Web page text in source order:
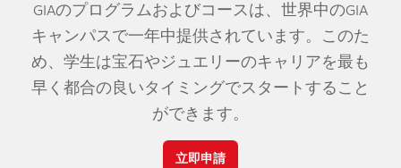
GIAのプログラムおよびコースは、世界中のGIA
キャンパスで一年中提供されています。このた
め、学生は宝石やジュエリーのキャリアを最も
早く都合の良いタイミングでスタートすること
ができます。
立即申請